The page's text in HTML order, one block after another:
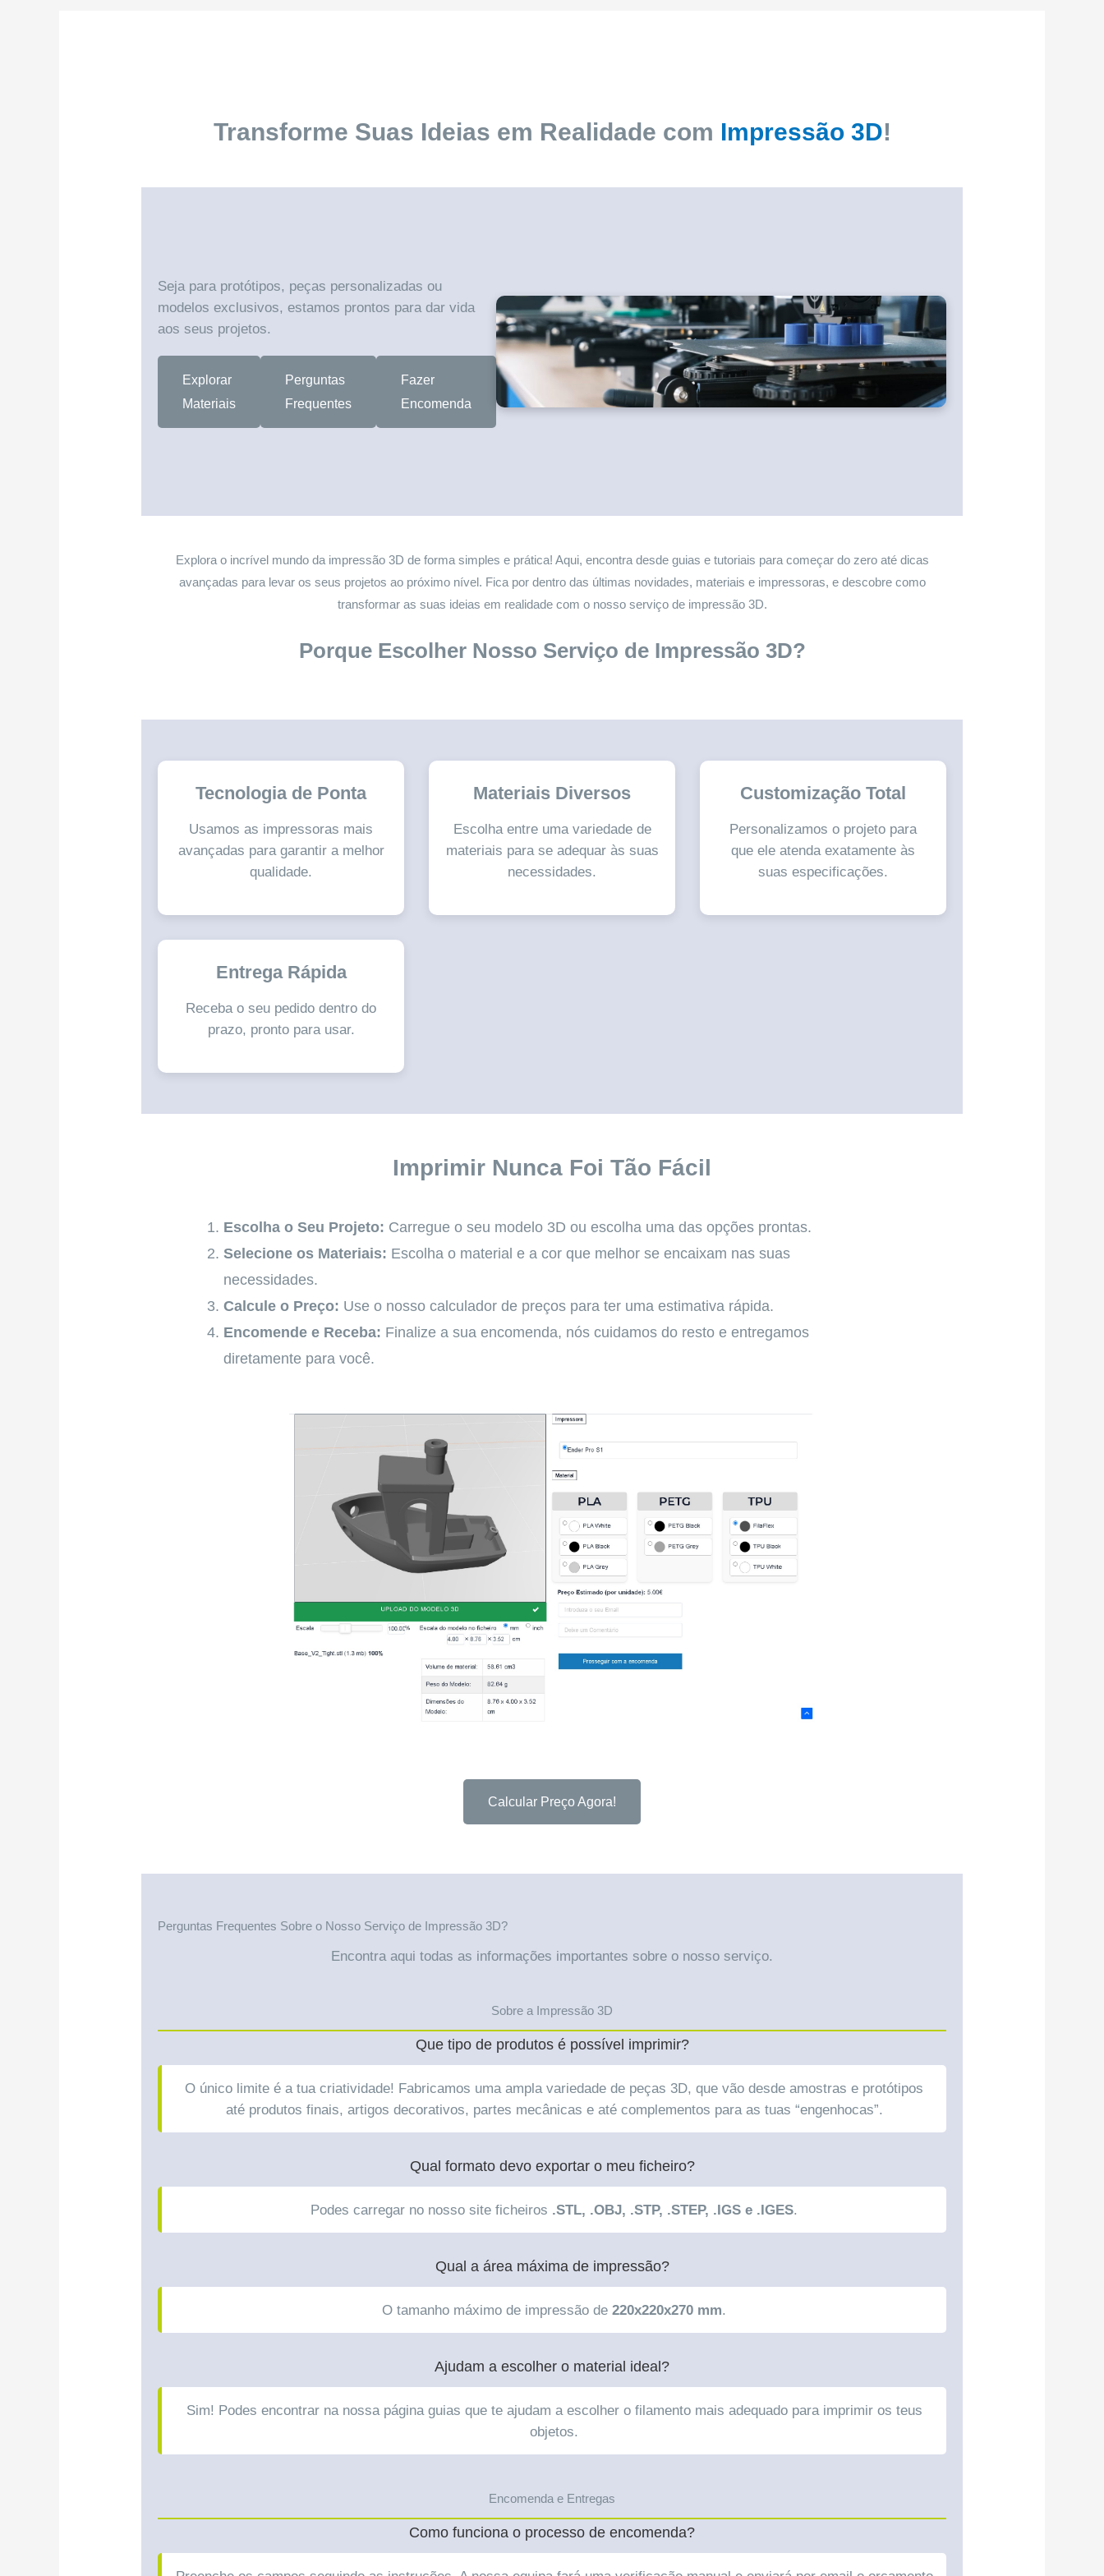
Transforme Suas Ideias em Realidade com Impressão 3D!
Seja para protótipos, peças personalizadas ou
modelos exclusivos, estamos prontos para dar vida
aos seus projetos.
Explorar
Materiais
Perguntas
Frequentes
Fazer
Encomenda
Explora o incrível mundo da impressão 3D de forma simples e prática! Aqui, encontra desde guias e tutoriais para começar do zero até dicas
avançadas para levar os seus projetos ao próximo nível. Fica por dentro das últimas novidades, materiais e impressoras, e descobre como
transformar as suas ideias em realidade com o nosso serviço de impressão 3D.
Porque Escolher Nosso Serviço de Impressão 3D?
Tecnologia de Ponta
Usamos as impressoras mais
avançadas para garantir a melhor
qualidade.
Materiais Diversos
Escolha entre uma variedade de
materiais para se adequar às suas
necessidades.
Customização Total
Personalizamos o projeto para
que ele atenda exatamente às
suas especificações.
Entrega Rápida
Receba o seu pedido dentro do
prazo, pronto para usar.
Imprimir Nunca Foi Tão Fácil
Escolha o Seu Projeto: Carregue o seu modelo 3D ou escolha uma das opções prontas.
Selecione os Materiais: Escolha o material e a cor que melhor se encaixam nas suas
necessidades.
Calcule o Preço: Use o nosso calculador de preços para ter uma estimativa rápida.
Encomende e Receba: Finalize a sua encomenda, nós cuidamos do resto e entregamos
diretamente para você.
Calcular Preço Agora!
Perguntas Frequentes Sobre o Nosso Serviço de Impressão 3D?
Encontra aqui todas as informações importantes sobre o nosso serviço.
Sobre a Impressão 3D
Que tipo de produtos é possível imprimir?
O único limite é a tua criatividade! Fabricamos uma ampla variedade de peças 3D, que vão desde amostras e protótipos
até produtos finais, artigos decorativos, partes mecânicas e até complementos para as tuas “engenhocas”.
Qual formato devo exportar o meu ficheiro?
Podes carregar no nosso site ficheiros .STL, .OBJ, .STP, .STEP, .IGS e .IGES.
Qual a área máxima de impressão?
O tamanho máximo de impressão de 220x220x270 mm.
Ajudam a escolher o material ideal?
Sim! Podes encontrar na nossa página guias que te ajudam a escolher o filamento mais adequado para imprimir os teus
objetos.
Encomenda e Entregas
Como funciona o processo de encomenda?